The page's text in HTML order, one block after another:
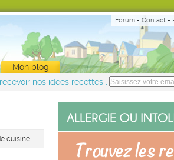
Forum - Contact -
Mon blog
nos idées recettes :
cuisine